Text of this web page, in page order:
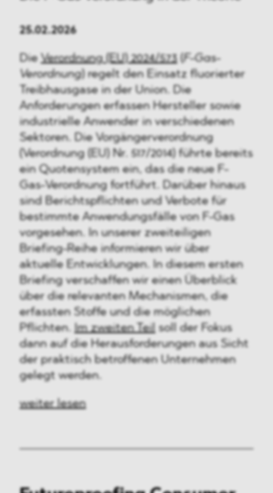
25.02.2026
Die Verordnung (EU) 2024/573( F-Gas-
Verordnung ) regelt den Einsatz fluorierter
Treibhausgase in der Union. Die
Anforderungen erfassen Hersteller sowie
industrielle Anwender in verschiedenen
Sektoren. Die Vorgängerverordnung
(Verordnung (EU) Nr. 517/2014) führte bereits
ein Quotensystem ein, das die neue F-
Gas-Verordnung fortführt. Darüber hinaus
sind Berichtspflichten und Verbote für
bestimmte Anwendungsfälle von F-Gas
vorgesehen. In unserer zweiteiligen
Briefing-Reihe informieren wir über
aktuelle Entwicklungen. In diesem ersten
Briefing verschaffen wir einen Überblick
über die relevanten Mechanismen, die
erfassten Stoffe und die möglichen
Pflichten. Im zweiten Teil soll der Fokus
dann auf die Herausforderungen aus Sicht
der praktisch betroffenen Unternehmen
gelegt werden.
weiter lesen